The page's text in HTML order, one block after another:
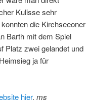
Kulisse sehr
die Kirchseeoner
Barth mit dem Spiel
Platz zwei gelandet und
ja für
hier. ms